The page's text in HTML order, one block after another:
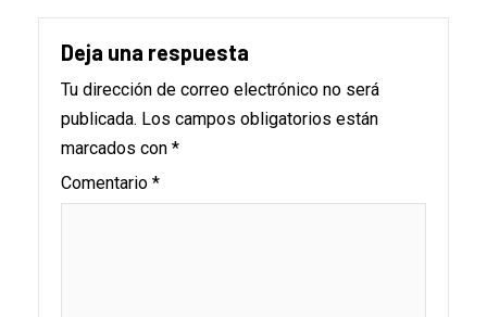
Deja una respuesta
Tu dirección de correo electrónico no será
publicada. Los campos obligatorios están
marcados con *
Comentario *